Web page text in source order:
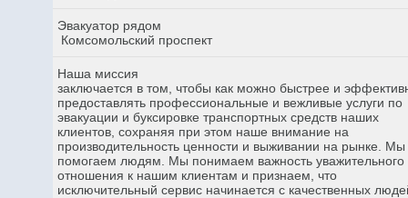
Эвакуатор рядом
Комсомольский проспект
Наша миссия
заключается в том, чтобы как можно быстрее и
предоставлять профессиональные и вежливые услуги по
эвакуации и буксировке транспортных средств наших
клиентов, сохраняя при этом наше внимание на
производительность ценности и выживании на рынке. Мы
помогаем людям. Мы понимаем важность уважительного
отношения к нашим клиентам и признаем, что
исключительный сервис начинается с качественных